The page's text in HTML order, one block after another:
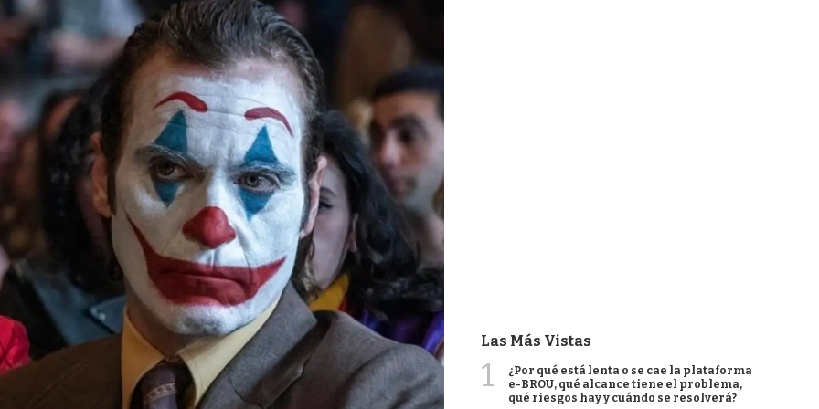
Las Más Vistas
1
¿Por qué está lenta o se cae la plataforma
e-BROU, qué alcance tiene el problema,
qué riesgos hay y cuándo se resolverá?